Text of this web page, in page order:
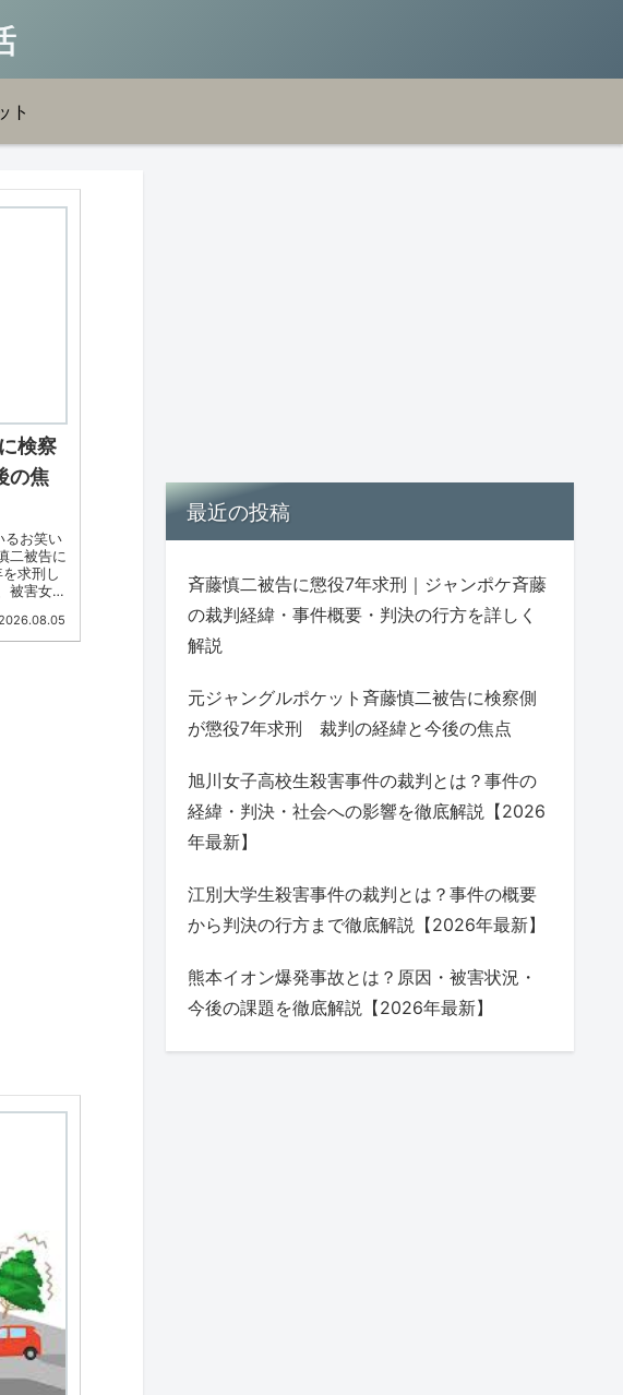
ト
検察
の焦
るお笑い
二被告に
求刑し
被害女性
2026.08.05
最近の投稿
斉藤慎二被告に懲役7年求刑｜ジャンポケ斉藤
の裁判経緯・事件概要・判決の行方を詳しく
解説
元ジャングルポケット斉藤慎二被告に検察側
が懲役7年求刑 裁判の経緯と今後の焦点
旭川女子高校生殺害事件の裁判とは？事件の
経緯・判決・社会への影響を徹底解説【2026
年最新】
江別大学生殺害事件の裁判とは？事件の概要
から判決の行方まで徹底解説【2026年最新】
熊本イオン爆発事故とは？原因・被害状況・
今後の課題を徹底解説【2026年最新】